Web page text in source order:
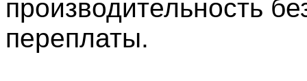
производительность
переплаты.